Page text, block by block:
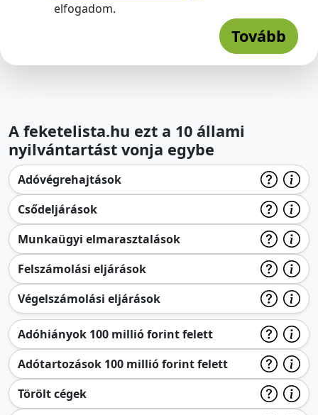
elfogadom.
Tovább
A feketelista.hu ezt a 10 állami
nyilvántartást vonja egybe
Adóvégrehajtások
Csődeljárások
Munkaügyi elmarasztalások
Felszámolási eljárások
Végelszámolási eljárások
Adóhiányok 100 millió forint felett
Adótartozások 100 millió forint felett
Törölt cégek